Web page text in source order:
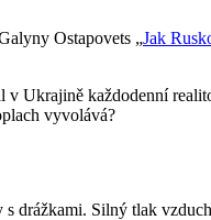
Ostapovets „Jak
v Ukrajině každodenní
vyvolává?
drážkami. Silný tlak